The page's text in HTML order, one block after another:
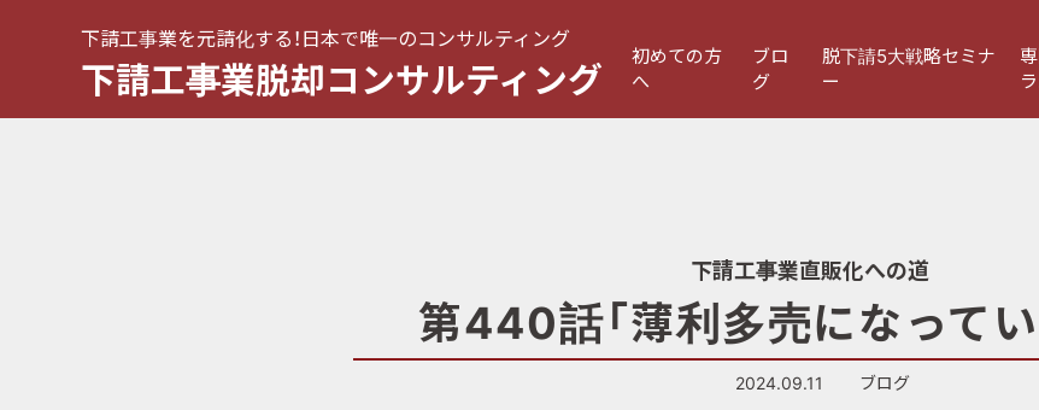
下請工事業を元請化する！日本で唯一のコンサルティング
下請工事業脱却コンサルティング
初めての方
へ
ブロ
グ
脱下請5大戦略セミナ
ー
下請工事業直販化への道
第440話「薄利多売になってい
2024.09.11 ブログ